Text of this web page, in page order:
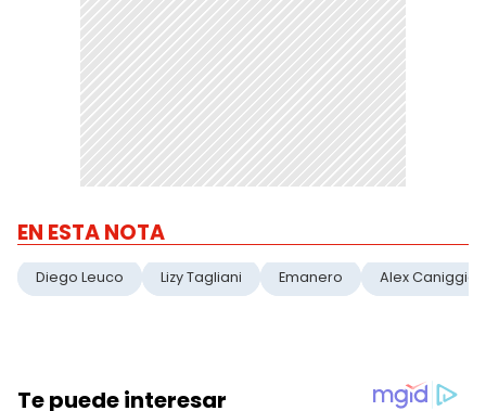
EN ESTA NOTA
Diego Leuco Lizy Tagliani Emanero Alex Caniggia